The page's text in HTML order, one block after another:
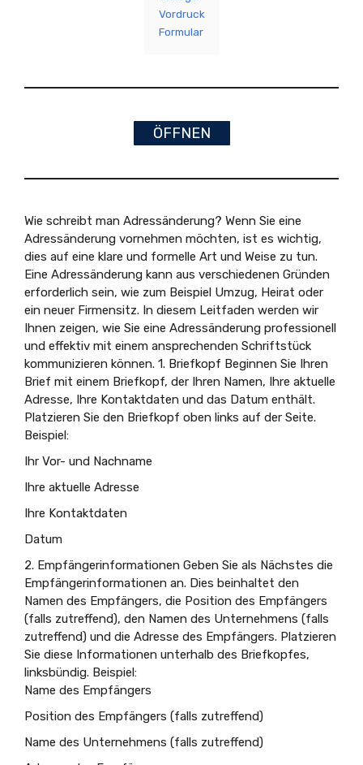
Vordruck
Formular
ÖFFNEN
Wie schreibt man Adressänderung? Wenn Sie eine
Adressänderung vornehmen möchten, ist es wichtig,
dies auf eine klare und formelle Art und Weise zu tun.
Eine Adressänderung kann aus verschiedenen Gründen
erforderlich sein, wie zum Beispiel Umzug, Heirat oder
ein neuer Firmensitz. In diesem Leitfaden werden wir
Ihnen zeigen, wie Sie eine Adressänderung professionell
und effektiv mit einem ansprechenden Schriftstück
kommunizieren können. 1. Briefkopf Beginnen Sie Ihren
Brief mit einem Briefkopf, der Ihren Namen, Ihre aktuelle
Adresse, Ihre Kontaktdaten und das Datum enthält.
Platzieren Sie den Briefkopf oben links auf der Seite.
Beispiel:
Ihr Vor- und Nachname
Ihre aktuelle Adresse
Ihre Kontaktdaten
Datum
2. Empfängerinformationen Geben Sie als Nächstes die
Empfängerinformationen an. Dies beinhaltet den
Namen des Empfängers, die Position des Empfängers
(falls zutreffend), den Namen des Unternehmens (falls
zutreffend) und die Adresse des Empfängers. Platzieren
Sie diese Informationen unterhalb des Briefkopfes,
linksbündig. Beispiel:
Name des Empfängers
Position des Empfängers (falls zutreffend)
Name des Unternehmens (falls zutreffend)